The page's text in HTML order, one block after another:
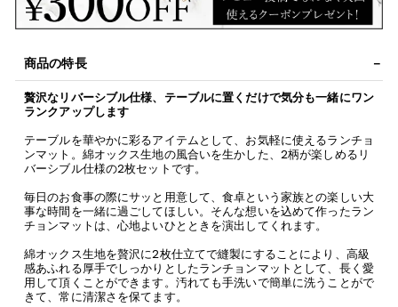
商品の特長
贅沢なリバーシブル仕様、テーブルに置くだけで気分も一緒にワン
ランクアップします
テーブルを華やかに彩るアイテムとして、お気軽に使えるランチョ
ンマット。綿オックス生地の風合いを生かした、2柄が楽しめるリ
バーシブル仕様の2枚セットです。
毎日のお食事の際にサッと用意して、食卓という家族との楽しい大
事な時間を一緒に過ごしてほしい。そんな想いを込めて作ったラン
チョンマットは、心地よいひとときを演出してくれます。
綿オックス生地を贅沢に2枚仕立てで縫製にすることにより、高級
感あふれる厚手でしっかりとしたランチョンマットとして、長く愛
用して頂くことができます。汚れても手洗いで簡単に洗うことがで
きて、常に清潔さを保てます。